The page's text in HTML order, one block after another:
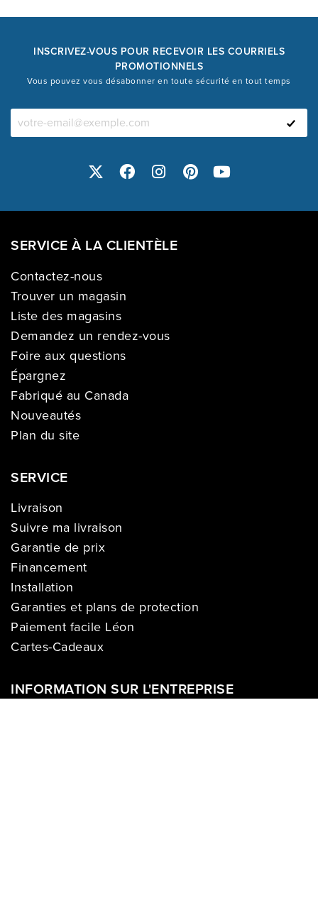
INSCRIVEZ-VOUS POUR RECEVOIR LES COURRIELS
PROMOTIONNELS
Vous pouvez vous désabonner en toute sécurité en tout temps
SERVICE À LA CLIENTÈLE
Contactez-nous
Trouver un magasin
Liste des magasins
Demandez un rendez-vous
Foire aux questions
Épargnez
Fabriqué au Canada
Nouveautés
Plan du site
SERVICE
Livraison
Suivre ma livraison
Garantie de prix
Financement
Installation
Garanties et plans de protection
Paiement facile Léon
Cartes-Cadeaux
INFORMATION SUR L'ENTREPRISE